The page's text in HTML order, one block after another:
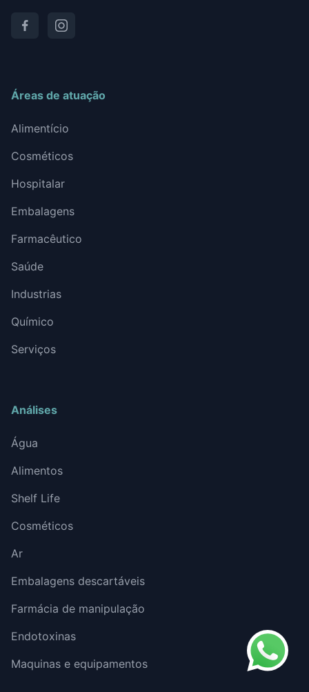
Áreas de atuação
Alimentício
Cosméticos
Hospitalar
Embalagens
Farmacêutico
Saúde
Industrias
Químico
Serviços
Análises
Água
Alimentos
Shelf Life
Cosméticos
Ar
Embalagens descartáveis
Farmácia de manipulação
Endotoxinas
Maquinas e equipamentos